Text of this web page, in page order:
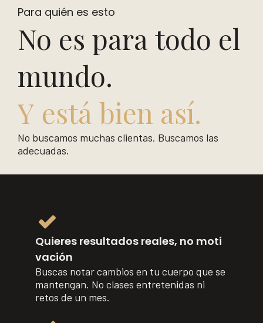
Para quién es esto
No es para todo el
mundo.
Y está bien así.
No buscamos muchas clientas. Buscamos las
adecuadas.
Quieres resultados reales, no moti​​​​​​​
vación
Buscas notar cambios en tu cuerpo que se
mantengan. No clases entretenidas ni
retos de un mes.